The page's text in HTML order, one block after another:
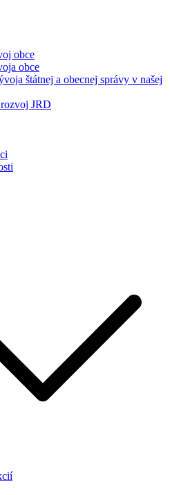
obce
obce
štátnej a obecnej správy v našej
JRD